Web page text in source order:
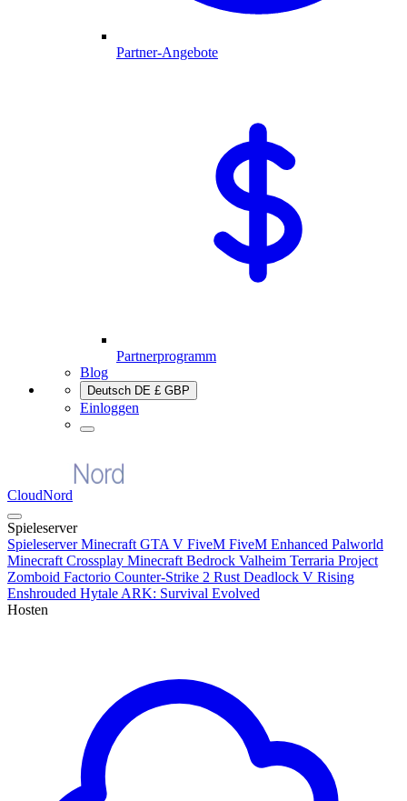
Partner-Angebote
Partnerprogramm
Blog
Deutsch DE £ GBP
Einloggen
CloudNord
Spieleserver
SpieleserverMinecraft GTA V FiveM FiveM Enhanced Palworld
Minecraft Crossplay Minecraft Bedrock Valheim Terraria Project
Zomboid Factorio Counter-Strike 2 Rust Deadlock V Rising
Enshrouded Hytale ARK: Survival Evolved
Hosten